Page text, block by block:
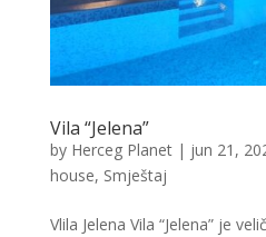
Vila “Jelena”
by Herceg Planet| jun 21,
house, Smještaj
Vlila Jelena Vila “Jelena” je